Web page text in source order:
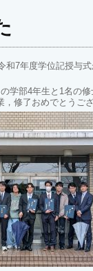
和7年度学位記授与
学部4年生と1名の
修了おめでとうござ